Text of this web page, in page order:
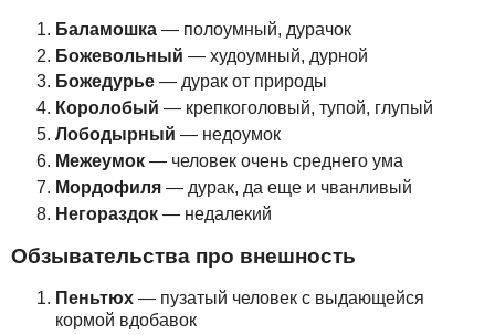
Баламошка — полоумный, дурачок
Божевольный — худоумный, дурной
Божедурье — дурак от природы
Королобый — крепкоголовый, тупой, глупый
Лободырный — недоумок
Межеумок — человек очень среднего ума
Мордофиля — дурак, да еще и чванливый
Негораздок — недалекий
Обзывательства про внешность
Пеньтюх — пузатый человек с выдающейся
кормой вдобавок